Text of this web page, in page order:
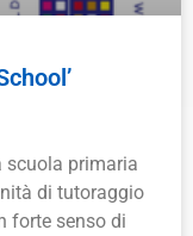
scuola primaria
di tutoraggio
forte senso di